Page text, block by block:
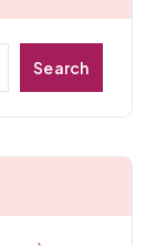
Search